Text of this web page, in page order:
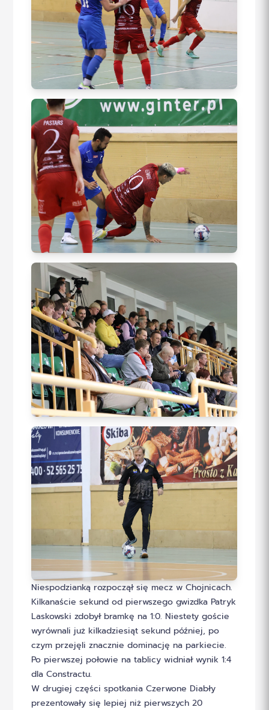
Niespodzianką rozpoczął się mecz w Chojnicach.
Kilkanaście sekund od pierwszego gwizdka Patryk
Laskowski zdobył bramkę na 1:0. Niestety goście
wyrównali już kilkadziesiąt sekund później, po
czym przejęli znacznie dominację na parkiecie.
Po pierwszej połowie na tablicy widniał wynik 1:4
dla Constractu.
W drugiej części spotkania Czerwone Diabły
prezentowały się lepiej niż pierwszych 20